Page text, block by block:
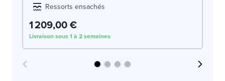
Ressorts ensachés
1 209,00 €
Livraison sous 1 à 2 semaines